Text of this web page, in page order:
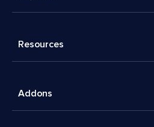
Resources
Addons